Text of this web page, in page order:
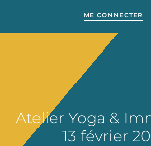
ME CONNECTER
Atelier Yoga &
13 février